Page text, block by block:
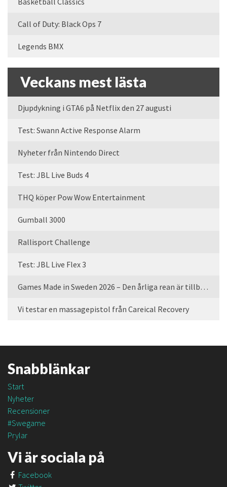
Call of Duty: Black Ops 7
Legends BMX
Veckans mest lästa
Djupdykning i GTA6 på Netflix den 27 augusti
Test: Swann Active Response Alarm
Nyheter från Nintendo Direct
Test: JBL Live Buds 4
THQ köper Pow Wow Entertainment
Gumball 3000
Rallisport Challenge
Test: JBL Live Flex 3
Games Made in Sweden 2026 – Den årliga rean är tillbaka
Vi testar en massagepistol från Careical Recovery
Snabblänkar
Start
Nyheter
Recensioner
#Swegame
Prylar
Vi är sociala på
Facebook